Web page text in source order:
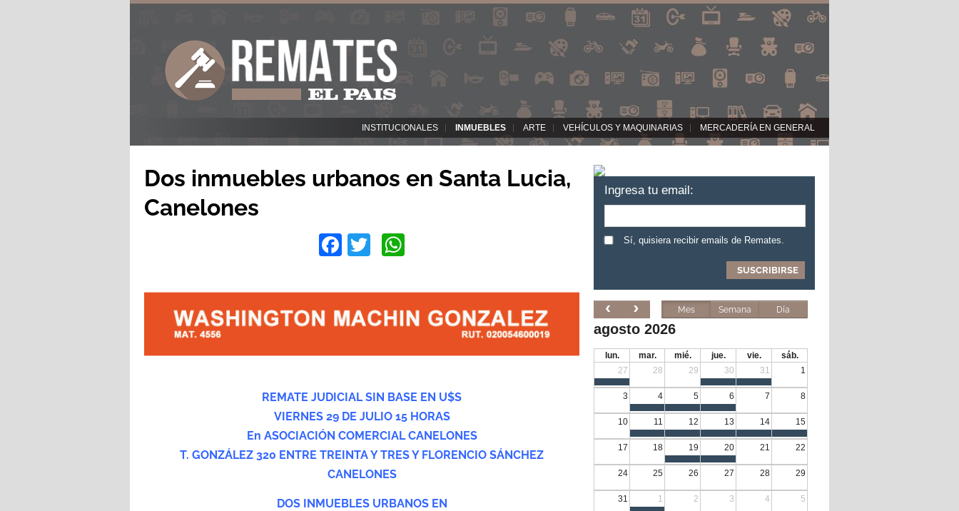
INSTITUCIONALES INMUEBLES ARTE VEHÍCULOS Y MAQUINARIAS MERCADERÍA EN GENERAL
Dos inmuebles urbanos en Santa Lucia,
Canelones
Facebook
Twitter
REMATE JUDICIAL SIN BASE EN U$S
VIERNES 29 DE JULIO 15 HORAS
En ASOCIACIÓN COMERCIAL CANELONES
T. GONZÁLEZ 320 ENTRE TREINTA Y TRES Y FLORENCIO SÁNCHEZ
CANELONES
DOS INMUEBLES URBANOS EN
Ingresa tu email:
Sí, quisiera recibir emails de Remates.
Mes Semana Día
agosto 2026
lun. mar. mié. jue. vie.
sáb.
27
28 29 30 31 1
3 4 5 6 7 8
10 11 12 13 14 15
17 18 19 20 21 22
24 25 26 27 28 29
31 1 2 3 4 5